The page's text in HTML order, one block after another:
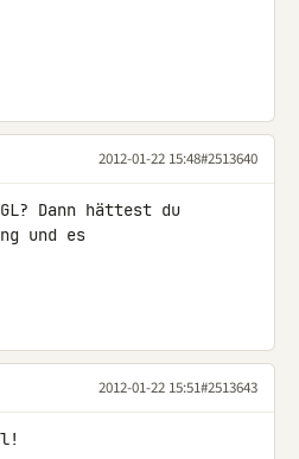
2012-01-22 15:48#2513640
Dann hättest du
und es
2012-01-22 15:51#2513643